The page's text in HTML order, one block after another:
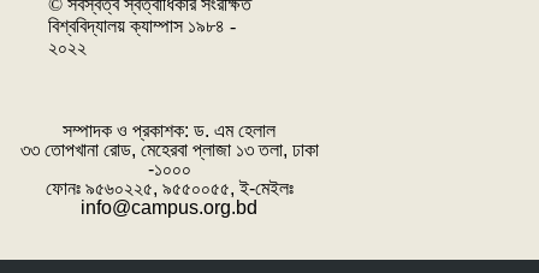
বিশ্ববিদ্যালয় ক্যাম্পাস ১৯৮৪ -
২০২২
সম্পাদক ও প্রকাশক: ‌ড. এম হেলাল
৩৩ তোপখানা রোড, মেহেরবা প্লাজা ১৩ তলা, ঢাকা
-১০০০
ফোনঃ ৯৫৬০২২৫, ৯৫৫০০৫৫, ই-মেইলঃ
info@campus.org.bd